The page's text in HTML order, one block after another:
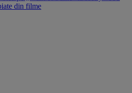
din filme